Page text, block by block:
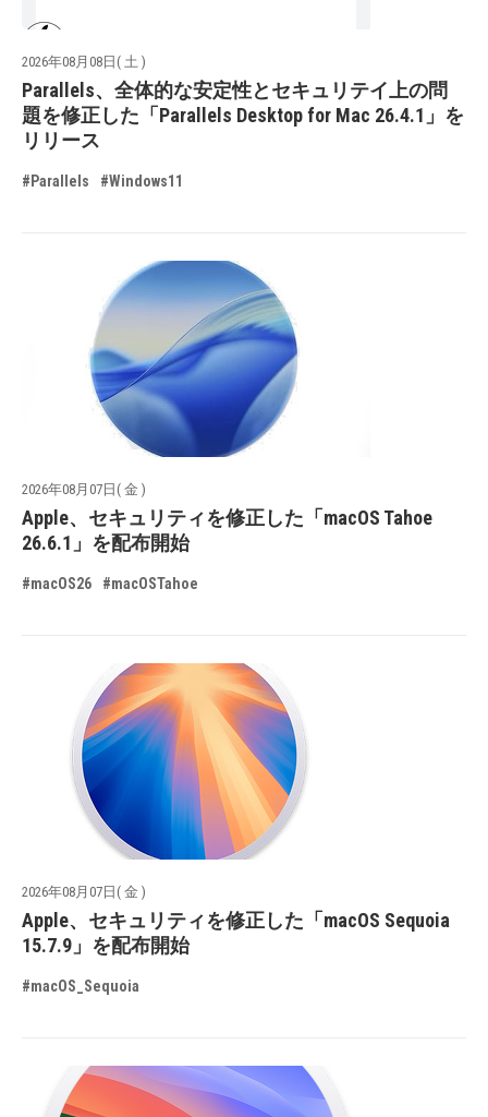
2026年08月08日( 土 )
Parallels、全体的な安定性とセキュリテイ上の問
題を修正した「Parallels Desktop for Mac 26.4.1」を
リリース
#Parallels #Windows11
2026年08月07日( 金 )
Apple、セキュリティを修正した「macOS Tahoe
26.6.1」を配布開始
#macOS26 #macOSTahoe
2026年08月07日( 金 )
Apple、セキュリティを修正した「macOS Sequoia
15.7.9」を配布開始
#macOS_Sequoia